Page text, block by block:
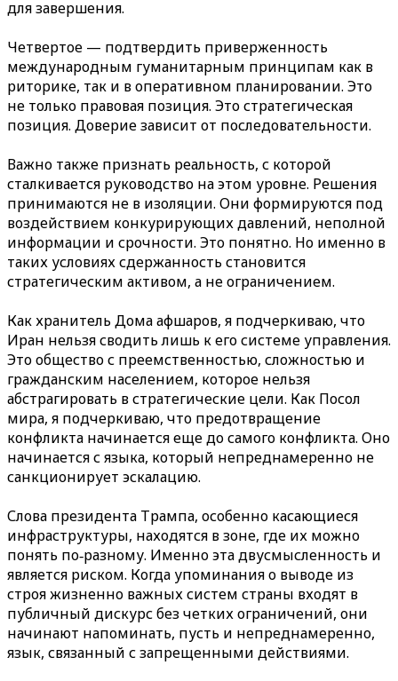
для завершения.
Четвертое — подтвердить приверженность
международным гуманитарным принципам как в
риторике, так и в оперативном планировании. Это
не только правовая позиция. Это стратегическая
позиция. Доверие зависит от последовательности.
Важно также признать реальность, с которой
сталкивается руководство на этом уровне. Решения
принимаются не в изоляции. Они формируются под
воздействием конкурирующих давлений, неполной
информации и срочности. Это понятно. Но именно в
таких условиях сдержанность становится
стратегическим активом, а не ограничением.
Как хранитель Дома афшаров, я подчеркиваю, что
Иран нельзя сводить лишь к его системе управления.
Это общество с преемственностью, сложностью и
гражданским населением, которое нельзя
абстрагировать в стратегические цели. Как Посол
мира, я подчеркиваю, что предотвращение
конфликта начинается еще до самого конфликта. Оно
начинается с языка, который непреднамеренно не
санкционирует эскалацию.
Слова президента Трампа, особенно касающиеся
инфраструктуры, находятся в зоне, где их можно
понять по‑разному. Именно эта двусмысленность и
является риском. Когда упоминания о выводе из
строя жизненно важных систем страны входят в
публичный дискурс без четких ограничений, они
начинают напоминать, пусть и непреднамеренно,
язык, связанный с запрещенными действиями.